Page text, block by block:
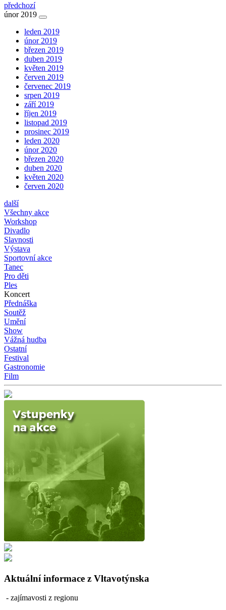
předchozí
únor 2019
leden 2019
únor 2019
březen 2019
duben 2019
květen 2019
červen 2019
červenec 2019
srpen 2019
září 2019
říjen 2019
listopad 2019
prosinec 2019
leden 2020
únor 2020
březen 2020
duben 2020
květen 2020
červen 2020
další
Všechny akce
Workshop
Divadlo
Slavnosti
Výstava
Sportovní akce
Tanec
Pro děti
Ples
Koncert
Přednáška
Soutěž
Umění
Show
Vážná hudba
Ostatní
Festival
Gastronomie
Film
Aktuální informace z Vltavotýnska
- zajímavosti z regionu